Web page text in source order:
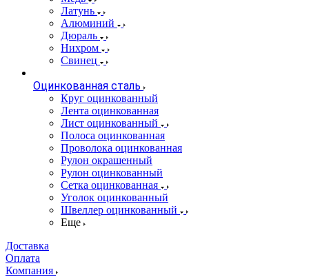
Латунь
Алюминий
Дюраль
Нихром
Свинец
Оцинкованная сталь
Круг оцинкованный
Лента оцинкованная
Лист оцинкованный
Полоса оцинкованная
Проволока оцинкованная
Рулон окрашенный
Рулон оцинкованный
Сетка оцинкованная
Уголок оцинкованный
Швеллер оцинкованный
Еще
Доставка
Оплата
Компания